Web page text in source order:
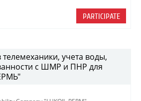
PARTICIPATE
учета воды,
с ШМР и ПНР для